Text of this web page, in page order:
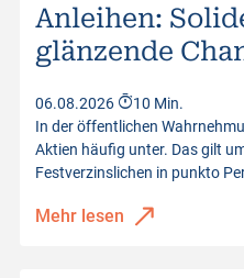
Anleihen:
glänzende
06.08.2026
10 Min.
In der öffentlichen
Aktien häufig unter. Das gilt
Festverzinslichen in punkto
Mehr lesen